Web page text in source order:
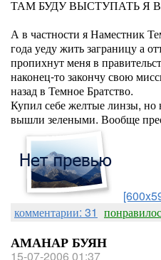
ТАМ БУДУ ВЫСТУПАТЬ Я
А в частности я Наместник
года уеду жить заграницу а
пропихнут меня в
наконец-то закончу свою
назад в Темное Братство.
Купил себе желтые линзы, но
вышли зелеными. Вообще
комментарии: 31
АМАНАР БУЯН
15-07-2006 01:37